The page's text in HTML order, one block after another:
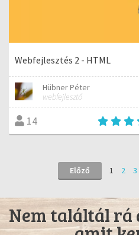
Webfejlesztés 2 - HTML
Hübner Péter
webfejlesztő
14
Előző 1 2 3
Nem találtál rá